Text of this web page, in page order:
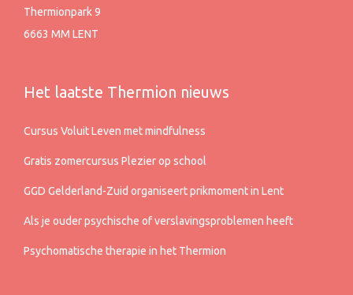
Thermionpark 9
6663 MM LENT
Het laatste Thermion nieuws
Cursus Voluit Leven met mindfulness
Gratis zomercursus Plezier op school
GGD Gelderland-Zuid organiseert prikmoment in Lent
Als je ouder psychische of verslavingsproblemen heeft
Psychomatische therapie in het Thermion